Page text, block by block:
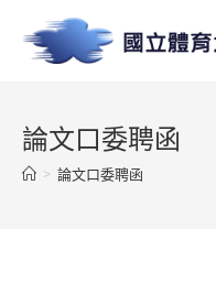
論文口委聘函
> 論文口委聘函